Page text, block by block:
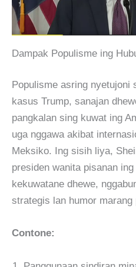
Dampak Populisme ing
Populisme asring nyetujoni
kasus Trump, sanajan
pangkalan sing kuwat ing
uga nggawa akibat
Meksiko. Ing sisih liya,
presiden wanita pisanan
kekuwatane dhewe,
strategis lan humor
Contone: